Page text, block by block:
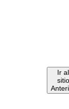
Ir al
sitio